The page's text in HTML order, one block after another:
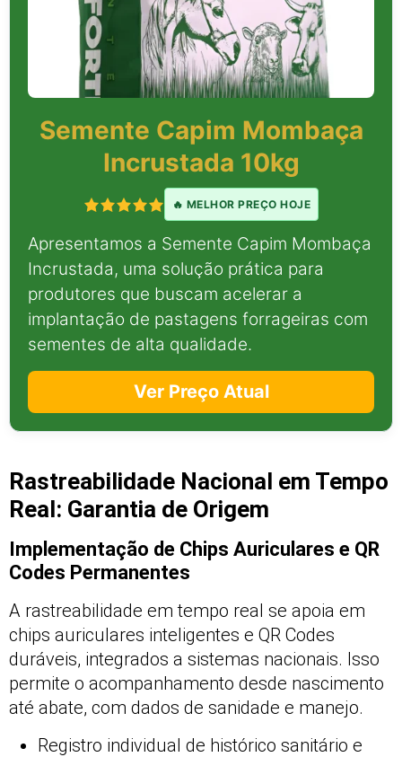
Semente Capim Mombaça
Incrustada 10kg
🔥 MELHOR PREÇO HOJE
Apresentamos a Semente Capim Mombaça
Incrustada, uma solução prática para
produtores que buscam acelerar a
implantação de pastagens forrageiras com
sementes de alta qualidade.
Ver Preço Atual
Rastreabilidade Nacional em Tempo
Real: Garantia de Origem
Implementação de Chips Auriculares e QR
Codes Permanentes
A rastreabilidade em tempo real se apoia em
chips auriculares inteligentes e QR Codes
duráveis, integrados a sistemas nacionais. Isso
permite o acompanhamento desde nascimento
até abate, com dados de sanidade e manejo.
Registro individual de histórico sanitário e